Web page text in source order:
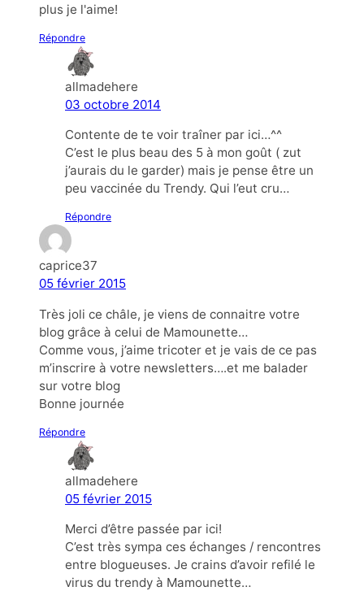
plus je l'aime!
Répondre
allmadehere
03 octobre 2014
Contente de te voir traîner par ici…^^
C’est le plus beau des 5 à mon goût ( zut
j’aurais du le garder) mais je pense être un
peu vaccinée du Trendy. Qui l’eut cru…
Répondre
caprice37
05 février 2015
Très joli ce châle, je viens de connaitre votre
blog grâce à celui de Mamounette…
Comme vous, j’aime tricoter et je vais de ce pas
m’inscrire à votre newsletters….et me balader
sur votre blog
Bonne journée
Répondre
allmadehere
05 février 2015
Merci d’être passée par ici!
C’est très sympa ces échanges / rencontres
entre blogueuses. Je crains d’avoir refilé le
virus du trendy à Mamounette…